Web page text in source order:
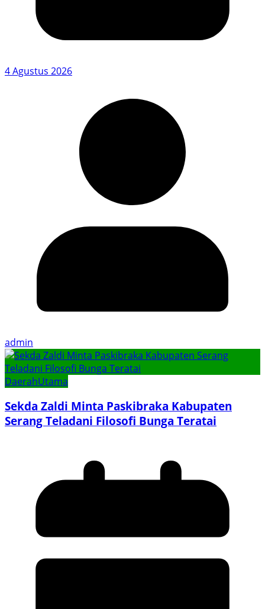
4 Agustus 2026
admin
DaerahUtama
Sekda Zaldi Minta Paskibraka Kabupaten
Serang Teladani Filosofi Bunga Teratai